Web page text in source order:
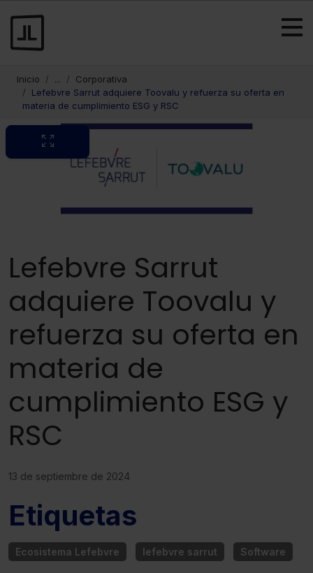
Inicio ...
Corporativa
Lefebvre Sarrut adquiere Toovalu y refuerza su oferta en
materia de cumplimiento ESG y RSC
Lefebvre Sarrut
adquiere Toovalu y
refuerza su oferta en
materia de
cumplimiento ESG y
RSC
13 de septiembre de 2024
Etiquetas
Ecosistema Lefebvre lefebvre sarrut Software